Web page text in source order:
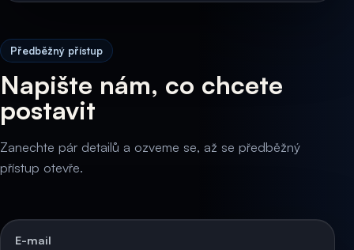
Předběžný přístup
Napište nám, co chcete
postavit
Zanechte pár detailů a ozveme se, až se předběžný
přístup otevře.
E-mail